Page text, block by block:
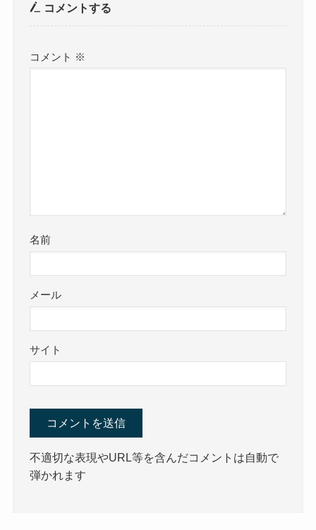
コメントする
コメント ※
名前
メール
サイト
不適切な表現やURL等を含んだコメントは自動で
弾かれます